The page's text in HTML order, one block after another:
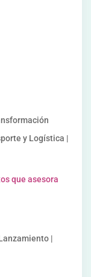
y Logística |
que asesora
|